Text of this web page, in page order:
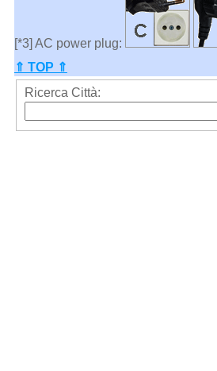
[*3] AC power plug:
⇑ TOP ⇑
Ricerca Città: